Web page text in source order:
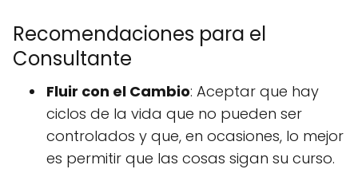
Recomendaciones para el
Consultante
Fluir con el Cambio: Aceptar que hay
ciclos de la vida que no pueden ser
controlados y que, en ocasiones, lo mejor
es permitir que las cosas sigan su curso.